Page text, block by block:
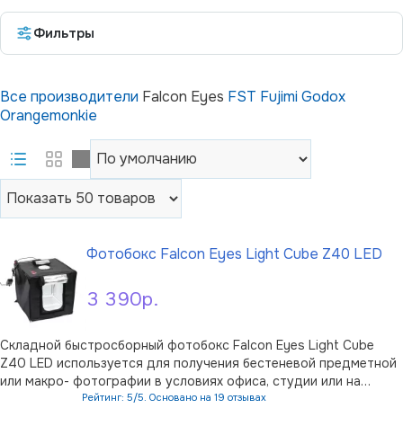
Фильтры
Все производители Falcon Eyes FST FujimiGodox
Orangemonkie
3 390р.
Фотобокс Falcon Eyes Light Cube Z40 LED
Складной быстросборный фотобокс Falcon Eyes Light Cube
Z40 LED используется для получения бестеневой предметной
или макро- фотографии в условиях офиса, студии или на
выезде. Позволяет снимать средние и небольшие объекты для
Рейтинг: 5/5. Основано на 19 отзывах